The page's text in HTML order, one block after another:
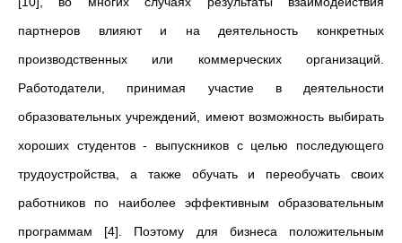
партнеров влияют и на деятельность конкретных
производственных или коммерческих организаций.
Работодатели, принимая участие в деятельности
образовательных учреждений, имеют возможность выбирать
хороших студентов - выпускников с целью последующего
трудоустройства, а также обучать и переобучать своих
работников по наиболее эффективным образовательным
программам [4]. Поэтому для бизнеса положительным